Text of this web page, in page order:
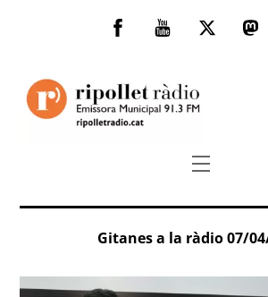
Facebook
You
Twitter
Menu
Gitanes a la ràdio 07/